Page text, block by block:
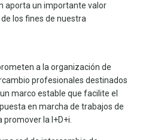
aporta un importante valor
los fines de nuestra
a la organización de
profesionales destinados
marco estable que facilite el
en marcha de trabajos de
la I+D+i.